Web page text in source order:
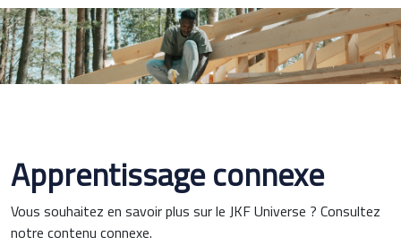
Apprentissage connexe
Vous souhaitez en savoir plus sur le JKF Universe ? Consultez
notre contenu connexe.